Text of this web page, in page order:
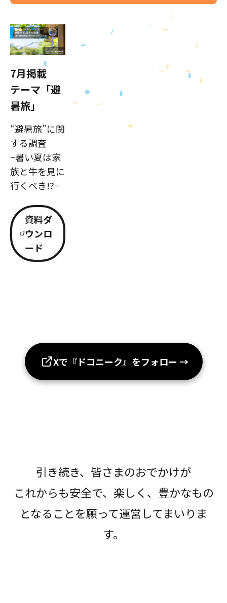
7月掲載
テーマ「避
暑旅」
“避暑旅”に関
する調査
−暑い夏は家
族と牛を見に
行くべき!?−
資料ダ
ウンロ
ード
Xで『ドコニーク』をフォロー →
引き続き、皆さまのおでかけが
これからも安全で、楽しく、豊かなもの
となることを願って運営してまいりま
す。